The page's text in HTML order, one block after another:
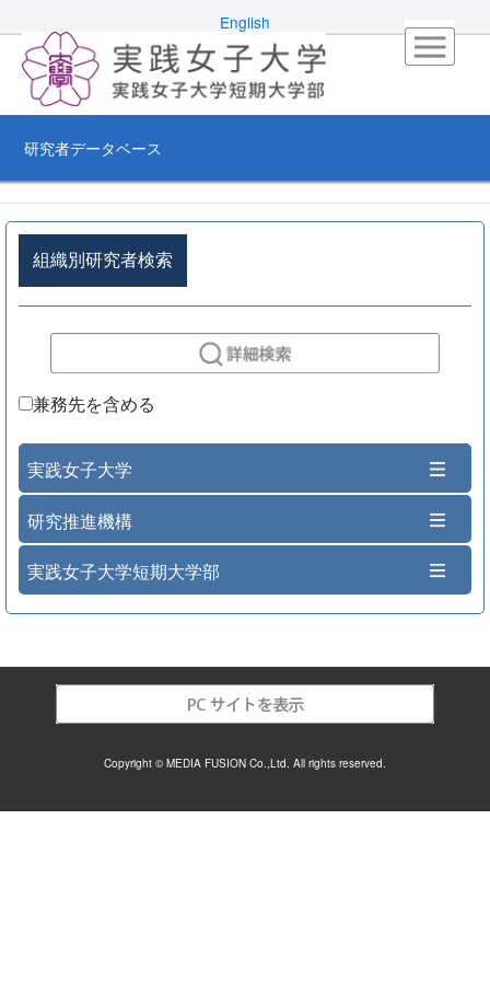
English
研究者データベース
組織別研究者検索
兼務先を含める
実践女子大学
研究推進機構
実践女子大学短期大学部
Copyright © MEDIA FUSION Co.,Ltd. All rights reserved.